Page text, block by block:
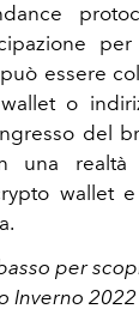
essere
o
del
una realtà
wallet
per
Inverno